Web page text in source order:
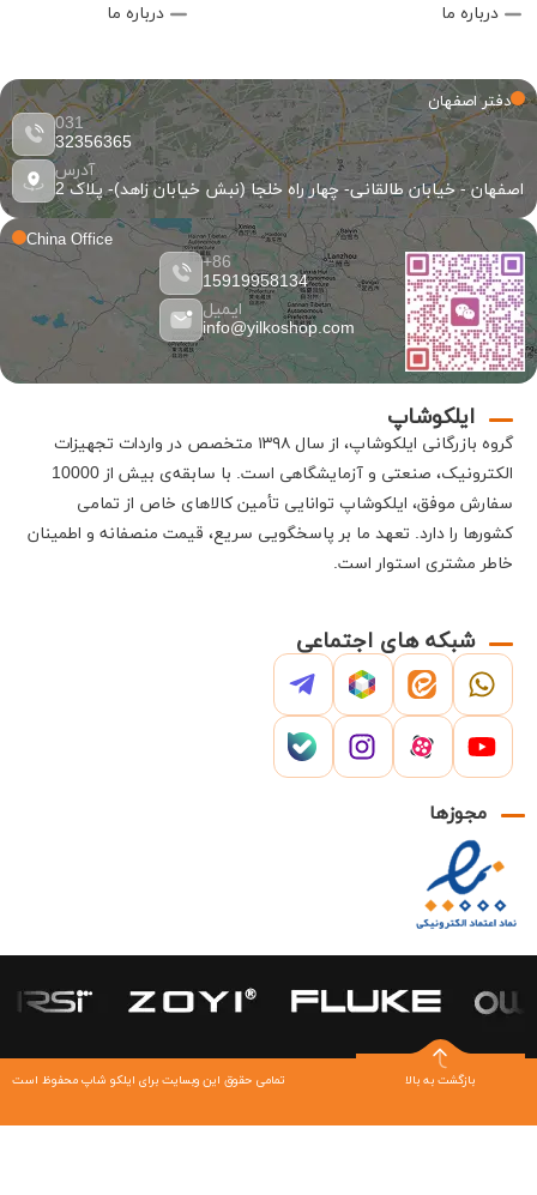
درباره ما
درباره ما
China Office
86+
15919958134
ایمیل
info@yilkoshop.com
دفتر اصفهان
031
32356365
آدرس
اصفهان - خیابان طالقانی- چهار راه خلجا (نبش خیابان زاهد)- پلاک 2
ایلکوشاپ
گروه بازرگانی ایلکوشاپ
، از سال ۱۳۹۸ متخصص در واردات تجهیزات
الکترونیک، صنعتی و آزمایشگاهی است.
با سابقه‌ی بیش از 10000
سفارش موفق، ایلکوشاپ توانایی تأمین کالاهای خاص از تمامی
کشورها را دارد. تعهد ما بر پاسخگویی سریع، قیمت منصفانه و اطمینان
خاطر مشتری استوار است.
شبکه های اجتماعی
مجوزها
بازگشت به بالا تمامی حقوق این وبسایت برای ایلکو شاپ محفوظ است